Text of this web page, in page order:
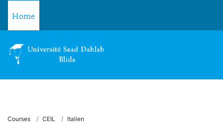
Home
Courses CEIL Italien